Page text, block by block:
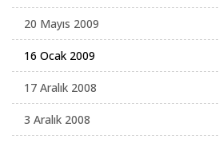
20 Mayıs 2009
16 Ocak 2009
17 Aralık 2008
3 Aralık 2008